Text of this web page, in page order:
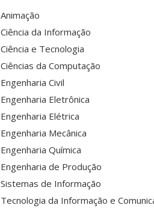
Animação
Ciência da Informação
Ciência e Tecnologia
Ciências da Computação
Engenharia Civil
Engenharia Eletrônica
Engenharia Elétrica
Engenharia Mecânica
Engenharia Química
Engenharia de Produção
Sistemas de Informação
Tecnologia da Informação e